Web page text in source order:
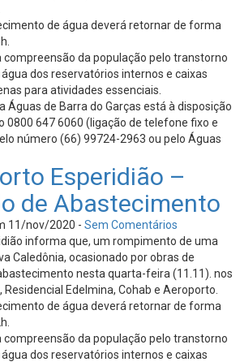
de água deverá retornar de forma
compreensão da população pelo transtorno
dos reservatórios internos e caixas
para atividades essenciais.
Águas de Barra do Garças está à disposição
0800 647 6060 (ligação de telefone fixo e
número (66) 99724-2963 ou pelo Águas
Esperidião –
de Abastecimento
11/nov/2020 - Sem Comentários
informa que, um rompimento de uma
Caledônia, ocasionado por obras de
nesta quarta-feira (11.11). nos
Residencial Edelmina, Cohab e Aeroporto.
de água deverá retornar de forma
compreensão da população pelo transtorno
dos reservatórios internos e caixas